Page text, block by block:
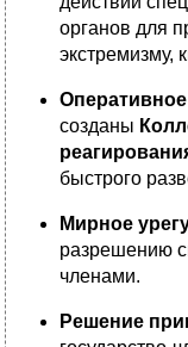
органов для
экстремизму,
созданы
быстрого
Мирное
разрешению
членами.
Решение